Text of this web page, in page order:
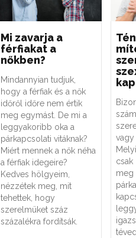
Mi zavarja a
férfiakat a
nőkben?
Mindannyian tudjuk,
hogy a férfiak és a nők
időről időre nem értik
meg egymást. De mi a
leggyakoribb oka a
párkapcsolati vitáknak?
Miért mennek a nők néha
a férfiak idegeire?
Kedves hölgyeim,
nézzétek meg, mit
tehettek, hogy
szerelmüket száz
százalékra fordítsák.
vagy
csak
meg